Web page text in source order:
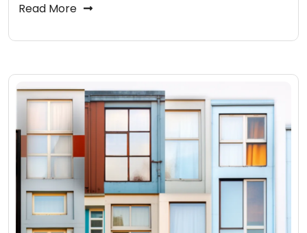
Read More